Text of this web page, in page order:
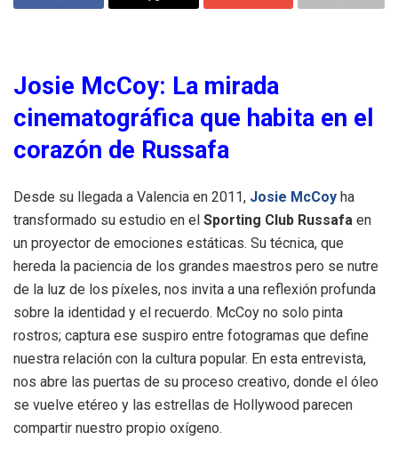
Josie McCoy: La mirada
cinematográfica que habita en el
corazón de Russafa
Desde su llegada a Valencia en 2011, Josie McCoy ha
transformado su estudio en el Sporting Club Russafa en
un proyector de emociones estáticas. Su técnica, que
hereda la paciencia de los grandes maestros pero se nutre
de la luz de los píxeles, nos invita a una reflexión profunda
sobre la identidad y el recuerdo. McCoy no solo pinta
rostros; captura ese suspiro entre fotogramas que define
nuestra relación con la cultura popular. En esta entrevista,
nos abre las puertas de su proceso creativo, donde el óleo
se vuelve etéreo y las estrellas de Hollywood parecen
compartir nuestro propio oxígeno.